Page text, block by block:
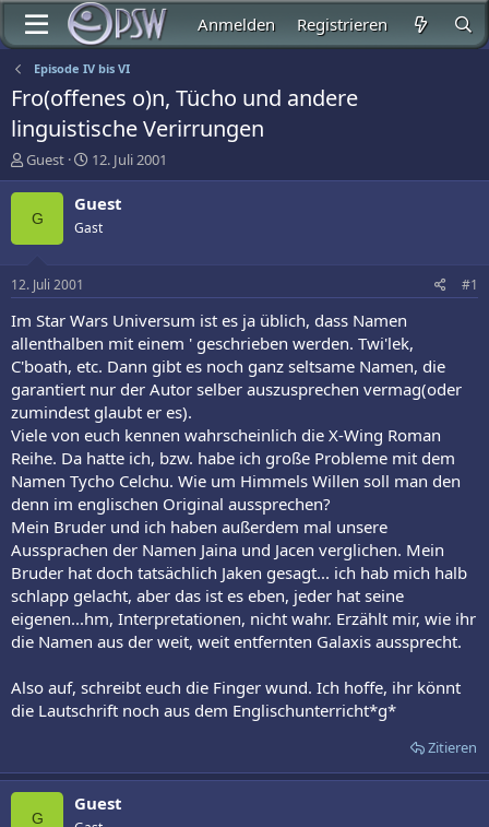
Anmelden Registrieren
Episode IV bis VI
Fro(offenes o)n, Tücho und andere
linguistische Verirrungen
E
r
s
e
r
Guest
E
r
s
e
t
a
12. Juli 2001
G
Guest
Gast
12. Juli 2001 #1
Im Star Wars Universum ist es ja üblich, dass Namen
allenthalben mit einem ' geschrieben werden. Twi'lek,
C'boath, etc. Dann gibt es noch ganz seltsame Namen, die
garantiert nur der Autor selber auszusprechen vermag(oder
zumindest glaubt er es).
Viele von euch kennen wahrscheinlich die X-Wing Roman
Reihe. Da hatte ich, bzw. habe ich große Probleme mit dem
Namen Tycho Celchu. Wie um Himmels Willen soll man den
denn im englischen Original aussprechen?
Mein Bruder und ich haben außerdem mal unsere
Aussprachen der Namen Jaina und Jacen verglichen. Mein
Bruder hat doch tatsächlich Jaken gesagt... ich hab mich halb
schlapp gelacht, aber das ist es eben, jeder hat seine
eigenen...hm, Interpretationen, nicht wahr. Erzählt mir, wie ihr
die Namen aus der weit, weit entfernten Galaxis aussprecht.
Also auf, schreibt euch die Finger wund. Ich hoffe, ihr könnt
die Lautschrift noch aus dem Englischunterricht*g*
Zitieren
G
Guest